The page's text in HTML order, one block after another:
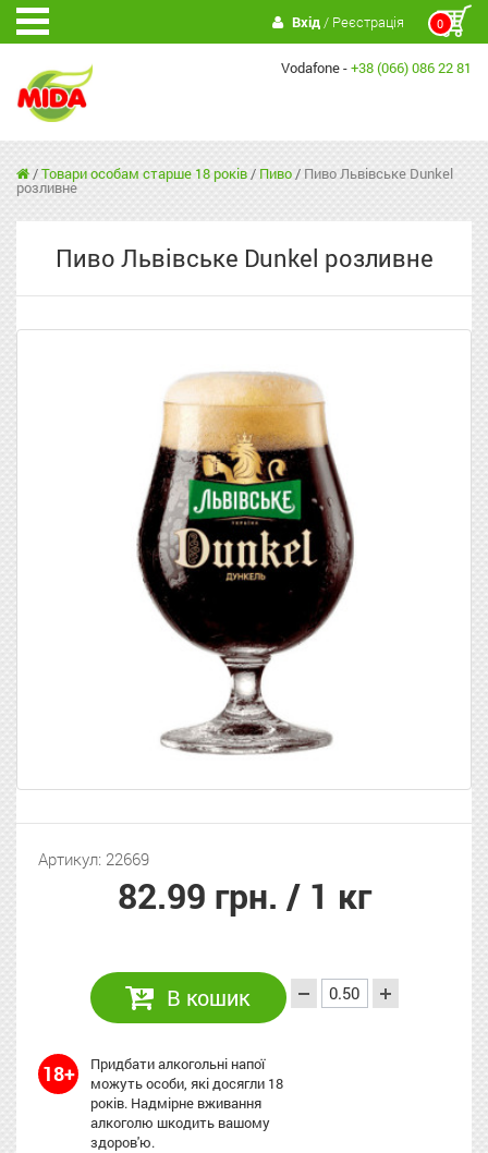
0
Вхід/ Реєстрація
Vodafone -+38 (066) 086 22 81
/Товари особам старше 18 років/ Пиво/ Пиво Львівське Dunkel
розливне
Пиво Львівське Dunkel розливне
Артикул: 22669
82.99 грн. / 1 кг
В кошик
18+
Придбати алкогольні напої
можуть особи, які досягли 18
років. Надмірне вживання
алкоголю шкодить вашому
здоров'ю.